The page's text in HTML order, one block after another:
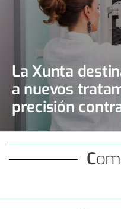
La Xunta
a nuevos
precisión
mama y de